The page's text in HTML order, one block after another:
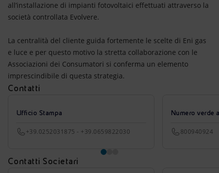
all’installazione di impianti fotovoltaici effettuati attraverso la
società controllata Evolvere.
La centralità del cliente guida fortemente le scelte di Eni gas
e luce e per questo motivo la stretta collaborazione con le
Associazioni dei Consumatori si conferma un elemento
imprescindibile di questa strategia.
Contatti
Ufficio Stampa
+39.0252031875 - +39.0659822030
Numero verde
800940924
Contatti Societari